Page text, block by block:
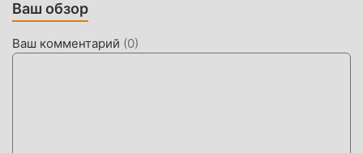
помочь вам пропустить этот процесс, тем самым
помогая вам сосредоточиться на получении
удовольствия от самой игры.
Ваш обзор
Ваш комментарий (0)